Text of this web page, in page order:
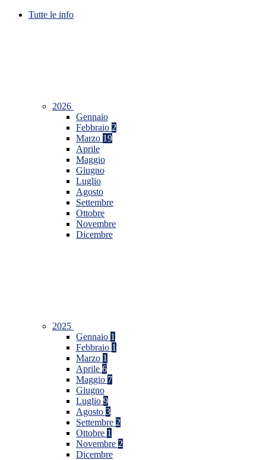
Tutte le info
2026
Gennaio
Febbraio 2
Marzo 19
Aprile
Maggio
Giugno
Luglio
Agosto
Settembre
Ottobre
Novembre
Dicembre
2025
Gennaio 1
Febbraio 1
Marzo 1
Aprile 6
Maggio 7
Giugno
Luglio 9
Agosto 3
Settembre 2
Ottobre 1
Novembre 2
Dicembre